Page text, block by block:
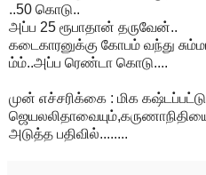
..50 கொடு..
அப்ப 25 ரூபாதான் தருவேன்..
கடைகாரனுக்கு கோபம் வந்து
ம்ம்..அப்ப ரெண்டா கொடு....
முன் எச்சரிக்கை : மிக கஷ்டப்பட்டு
அடுத்த பதிவில்........